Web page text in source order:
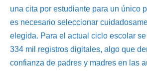
una cita por estudiante para un único
es necesario seleccionar
elegida. Para el actual ciclo escolar
334 mil registros digitales, algo que
confianza de padres y madres en las